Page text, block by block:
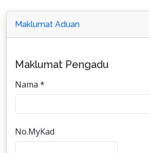
Maklumat Aduan
Maklumat Pengadu
Nama *
No.MyKad